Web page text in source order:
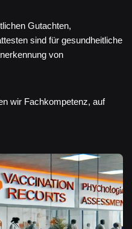
Gutachten,
sind für gesundheitliche
von
wir Fachkompetenz, auf